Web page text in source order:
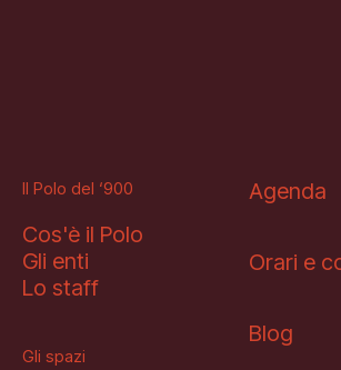
Il Polo del ‘900
Cos'è il Polo
Gli enti
Lo staff
Gli spazi
Agenda
Orari e
Blog